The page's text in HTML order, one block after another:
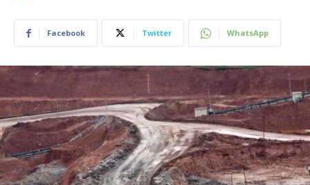
Facebook Twitter WhatsApp